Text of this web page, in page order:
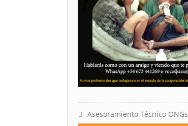
Asesoramiento Técnico ONGs